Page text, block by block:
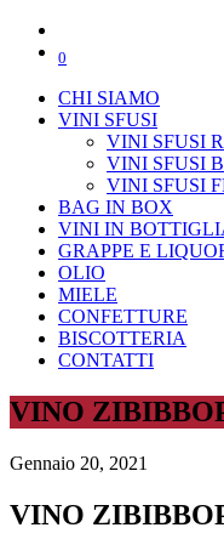
0
CHI SIAMO
VINI SFUSI
VINI SFUSI
VINI SFUSI
VINI SFUSI
BAG IN BOX
VINI IN
GRAPPE E
OLIO
MIELE
CONFETTURE
BISCOTTERIA
CONTATTI
VINO
Gennaio 20, 2021
VINO